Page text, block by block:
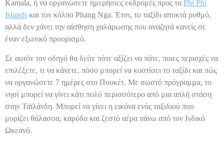
Kamala, ή να οργανώσετε ημερήσιες εκδρομές προς τα Phi Phi
Islands και τον κόλπο Phang Nga. Έτσι, το ταξίδι αποκτά ρυθμό,
αλλά δεν χάνει την αίσθηση χαλάρωσης που αναζητά κανείς σε
έναν εξωτικό προορισμό.
Σε αυτόν τον οδηγό θα δείτε πότε αξίζει να πάτε, ποιες περιοχές να
επιλέξετε, τι να κάνετε, πόσο μπορεί να κοστίσει το ταξίδι και πώς
να οργανώσετε 7 ημέρες στο Πουκέτ. Με σωστό πρόγραμμα, το
νησί μπορεί να γίνει κάτι πολύ περισσότερο από μια απλή στάση
στην Ταϊλάνδη. Μπορεί να γίνει η εικόνα ενός ταξιδιού που
μυρίζει θάλασσα, καρύδα και ζεστό αέρα πάνω από τον Ινδικό
Ωκεανό.